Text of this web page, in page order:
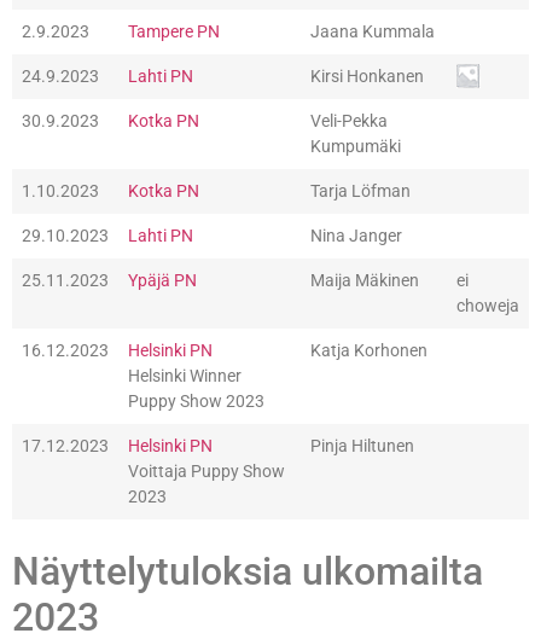
2.9.2023 Tampere PN Jaana Kummala
24.9.2023 Lahti PN Kirsi Honkanen
30.9.2023 Kotka PN
Veli-Pekka
Kumpumäki
1.10.2023 Kotka PN Tarja Löfman
29.10.2023 Lahti PN Nina Janger
25.11.2023 Ypäjä PN Maija Mäkinen
ei
choweja
16.12.2023
Helsinki PN
Helsinki Winner
Puppy Show 2023
Katja Korhonen
17.12.2023
Helsinki PN
Voittaja Puppy Show
2023
Pinja Hiltunen
Näyttelytuloksia ulkomailta
2023